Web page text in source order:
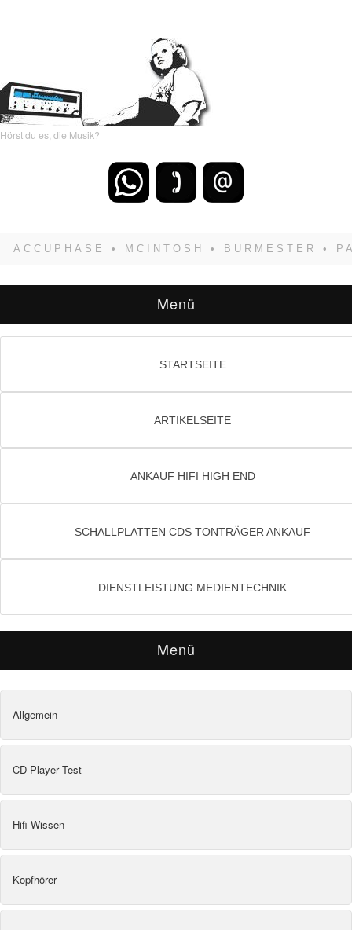
Hörst du es, die Musik?
zwangsläufig siegen! Und noch was: Hifi
Menü
STARTSEITE
ARTIKELSEITE
ANKAUF HIFI HIGH END
SCHALLPLATTEN CDS TONTRÄGER ANKAUF
DIENSTLEISTUNG MEDIENTECHNIK
Menü
Allgemein
CD Player Test
Hifi Wissen
Kopfhörer